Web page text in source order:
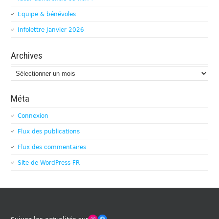
Equipe & bénévoles
Infolettre Janvier 2026
Archives
Archives
Méta
Connexion
Flux des publications
Flux des commentaires
Site de WordPress-FR